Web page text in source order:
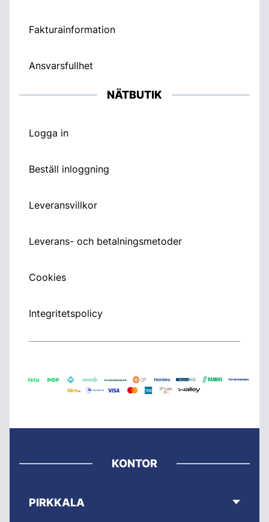
Fakturainformation
Ansvarsfullhet
NÄTBUTIK
Logga in
Beställ inloggning
Leveransvillkor
Leverans- och betalningsmetoder
Cookies
Integritetspolicy
KONTOR
PIRKKALA